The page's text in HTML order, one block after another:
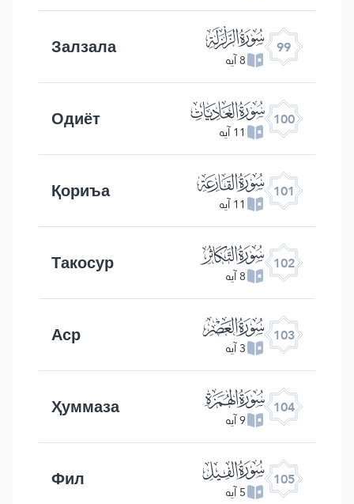
99 ﰐ
8 آیه Залзала
100 ﰑ
11 آیه Одиёт
101 ﰒ
11 آیه Қориъа
102 ﰓ
8 آیه Такосур
103 ﰔ
3 آیه Аср
104 ﰕ
9 آیه Ҳуммаза
105 ﰖ
5 آیه Фил